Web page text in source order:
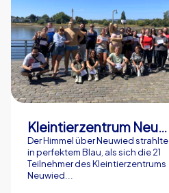
Kleintierzentrum Neuwied Greve, Ritter GbR
Der Himmel über Neuwied strahlte
in perfektem Blau, als sich die 21
Teilnehmer des Kleintierzentrums
Neuwied...